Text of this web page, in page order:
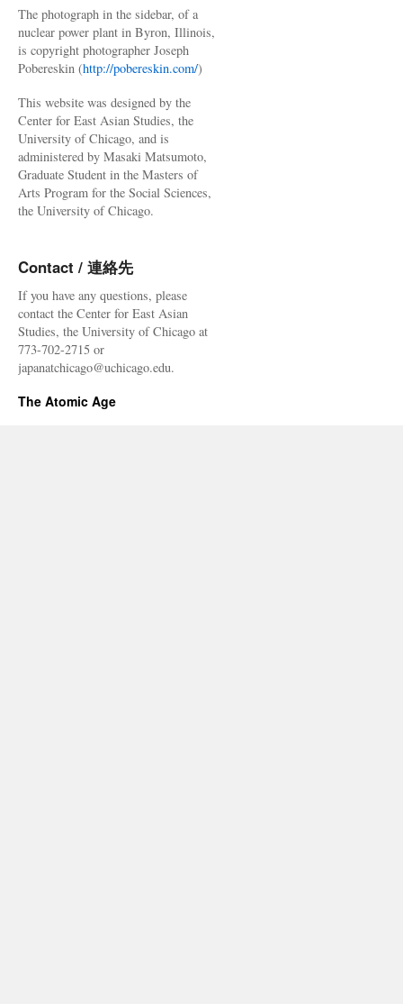
The photograph in the sidebar, of a
nuclear power plant in Byron, Illinois,
is copyright photographer Joseph
Pobereskin (http://pobereskin.com/)
This website was designed by the
Center for East Asian Studies, the
University of Chicago, and is
administered by Masaki Matsumoto,
Graduate Student in the Masters of
Arts Program for the Social Sciences,
the University of Chicago.
Contact / 連絡先
If you have any questions, please
contact the Center for East Asian
Studies, the University of Chicago at
773-702-2715 or
japanatchicago@uchicago.edu.
The Atomic Age